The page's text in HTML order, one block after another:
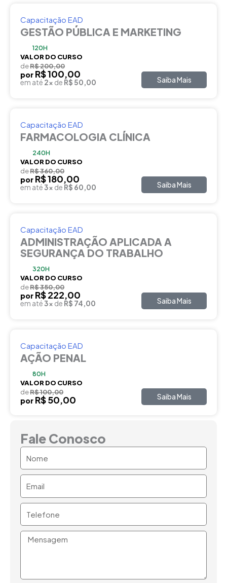
Capacitação EAD
GESTÃO PÚBLICA E MARKETING
120H
VALOR DO CURSO
deR$ 200,00
por R$ 100,00
em até 2x de R$ 50,00 Saiba Mais
Capacitação EAD
FARMACOLOGIA CLÍNICA
240H
VALOR DO CURSO
deR$ 360,00
por R$ 180,00
em até3x de R$ 60,00 Saiba Mais
Capacitação EAD
ADMINISTRAÇÃO APLICADA A
SEGURANÇA DO TRABALHO
320H
VALOR DO CURSO
deR$ 350,00
por R$ 222,00
em até3x de R$ 74,00 Saiba Mais
Capacitação EAD
AÇÃO PENAL
80H
VALOR DO CURSO
deR$ 100,00
por R$ 50,00 Saiba Mais
Fale Conosco
Mensagem